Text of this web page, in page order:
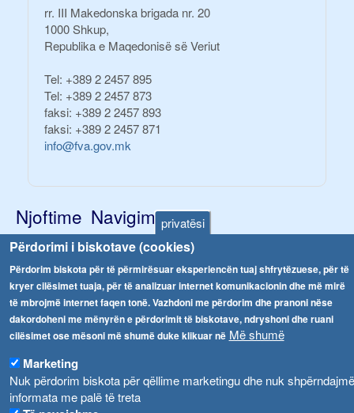
privatësi
Përdorimi i biskotave (cookies)
Përdorim biskota për të përmirësuar eksperiencën tuaj shfrytëzuese, për të
kryer cilësimet tuaja, për të analizuar internet komunikacionin dhe më mirë
të mbrojmë internet faqen tonë. Vazhdoni me përdorim dhe pranoni nëse
dakordoheni me mënyrën e përdorimit të biskotave, ndryshoni dhe ruani
cilësimet ose mësoni më shumë duke klikuar në Më shumë
Marketing
Nuk përdorim biskota për qëllime marketingu dhe nuk shpërndajmë
informata me palë të treta
rr. III Makedonska brigada nr. 20
1000 Shkup,
Republika e Maqedonisë së Veriut
Tel: +389 2 2457 895
Tel: +389 2 2457 873
faksi: +389 2 2457 893
faksi: +389 2 2457 871
info@fva.gov.mk
Njoftime
Високите температури ризик од труење со храна, опасни се и за животните
Водата во Гостивар може да се користи како техничка, продолжува испораката на флаширана вода
Во Гостивар спроведени 70 вонредни контроли
Забраната за водата во Гостивар останува на сила, операторите да користат само технички безбедна вода
Забранета за пиење водата од гостиварскиот водовод
Navigimi
Arkivi
Regjistrat
Formularë
Shpalljet